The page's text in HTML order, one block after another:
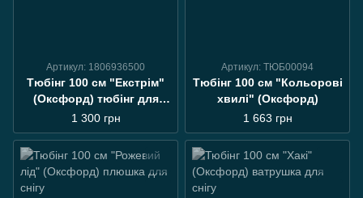
Артикул: 1806936500
Тюбінг 100 см "Екстрім"
(Оксфорд) тюбінг для
катання по снігу
1 300 грн
Артикул: ТЮБ00094
Тюбінг 100 см "Кольорові
хвилі" (Оксфорд)
1 663 грн